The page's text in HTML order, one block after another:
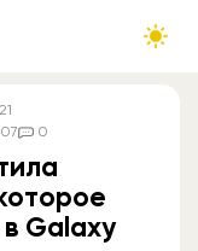
0
Galaxy